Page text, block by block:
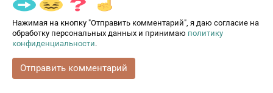
Нажимая на кнопку "Отправить комментарий", я даю согласие на
обработку персональных данных и принимаю политику
конфиденциальности.